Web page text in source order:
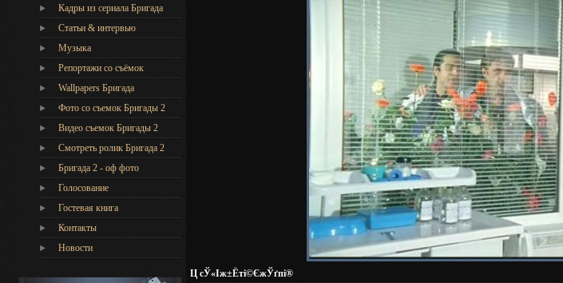
Кадры из сериала Бригада
Статьи & интервью
Музыка
Репортажи со съёмок
Wallpapers Бригада
Фото со съемок Бригады 2
Видео съемок Бригады 2
Cмотреть ролик Бригада 2
Бригада 2 - оф фото
Голосование
Гостевая книга
Контакты
Новости
Ц сЎ«Іж±Ёті©ЄжЎґпі®